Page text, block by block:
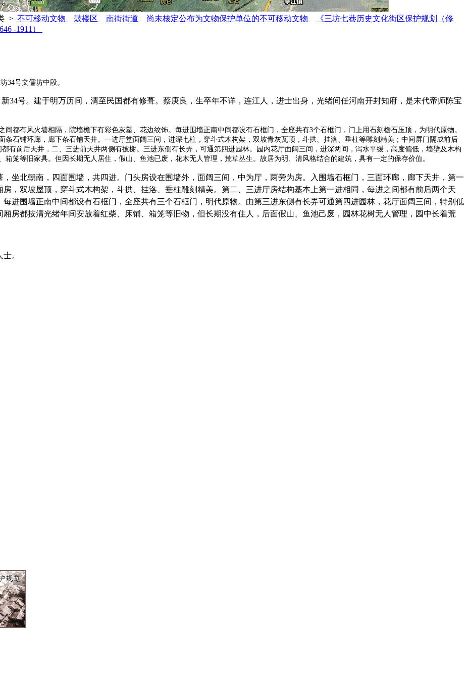
> 不可移动文物 鼓楼区 南街街道 尚未核定公布为文物保护单位的不可移动文物
《三坊七巷历史文化街区保护规划（修
-1911）
34号文儒坊中段。
新34号。建于明万历间，清至民国都有修葺。蔡庚良，生卒年不详，连江人，进士出身，光绪间任河南开封知府，是末代帝师陈宝
间都有风火墙相隔，院墙檐下有彩色灰塑、花边纹饰。每进围墙正南中间都设有石框门，全座共有3个石框门，门上用石刻檐石压顶，为明代原物。
石铺环廊，廊下条石铺天井。一进厅堂面阔三间，进深七柱，穿斗式木构架，双坡青灰瓦顶，斗拱、挂洛、垂柱等雕刻精美；中间屏门隔成前后
有前后天井，二、三进前天井两侧有披榭。三进东侧有长弄，可通第四进园林。园内花厅面阔三间，进深两间，泻水平缓，高度偏低，墙壁及木构
笼等旧家具。但因长期无人居住，假山、鱼池已废，花木无人管理，荒草丛生。故居为明、清风格结合的建筑，具有一定的保存价值。
坐北朝南，四面围墙，共四进。门头房设在围墙外，面阔三间，中为厅，两旁为房。入围墙石框门，三面环廊，廊下天井，第一
，双坡屋顶，穿斗式木构架，斗拱、挂洛、垂柱雕刻精美。第二、三进厅房结构基本上第一进相同，每进之间都有前后两个天
进围墙正南中间都设有石框门，全座共有三个石框门，明代原物。由第三进东侧有长弄可通第四进园林，花厅面阔三间，特别低
房都按清光绪年间安放着红柴、床铺、箱笼等旧物，但长期没有住人，后面假山、鱼池己废，园林花树无人管理，园中长着荒
。